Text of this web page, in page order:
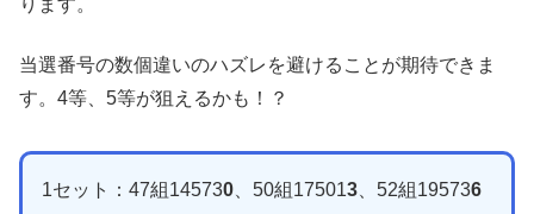
ります。
当選番号の数個違いのハズレを避けることが期待できま
す。4等、5等が狙えるかも！？
1セット：47組145730 、50組175013 、52組195736